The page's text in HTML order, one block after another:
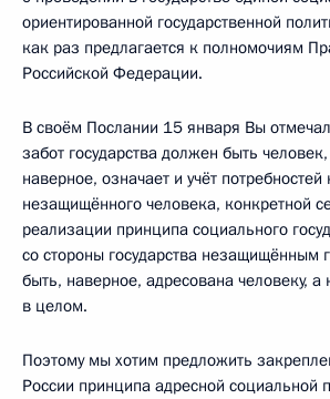
ориентированной государственной
как раз предлагается к полномочиям
Российской Федерации.
В своём Послании 15 января Вы
забот государства должен быть
наверное, означает и учёт потребностей
незащищённого человека, конкретной
реализации принципа социального
со стороны государства
быть, наверное, адресована человеку, а
в целом.
Поэтому мы хотим предложить
России принципа адресной социальной